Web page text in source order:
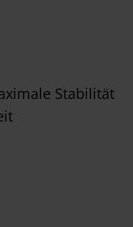
Stabilität